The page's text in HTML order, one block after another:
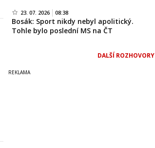
23. 07. 2026 08:38
Bosák: Sport nikdy nebyl apolitický.
Tohle bylo poslední MS na ČT
DALŠÍ ROZHOVORY